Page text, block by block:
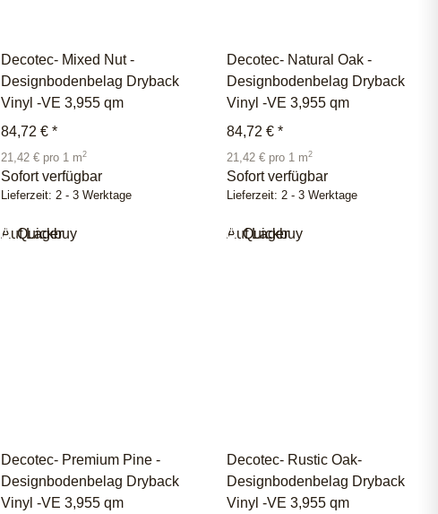
Decotec- Mixed Nut -
Designbodenbelag Dryback
Vinyl -VE 3,955 qm
84,72 € *
21,42 € pro 1 m2
Sofort verfügbar
Lieferzeit: 2 - 3 Werktage
Decotec- Natural Oak -
Designbodenbelag Dryback
Vinyl -VE 3,955 qm
84,72 € *
21,42 € pro 1 m2
Sofort verfügbar
Lieferzeit: 2 - 3 Werktage
Quickbuy
Auf Lager
Decotec- Premium Pine -
Designbodenbelag Dryback
Vinyl -VE 3,955 qm
Quickbuy
Auf Lager
Decotec- Rustic Oak-
Designbodenbelag Dryback
Vinyl -VE 3,955 qm